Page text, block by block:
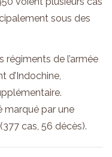
sous des
régiments de l’armée
d’Indochine,
marqué par une
cas, 56 décès).